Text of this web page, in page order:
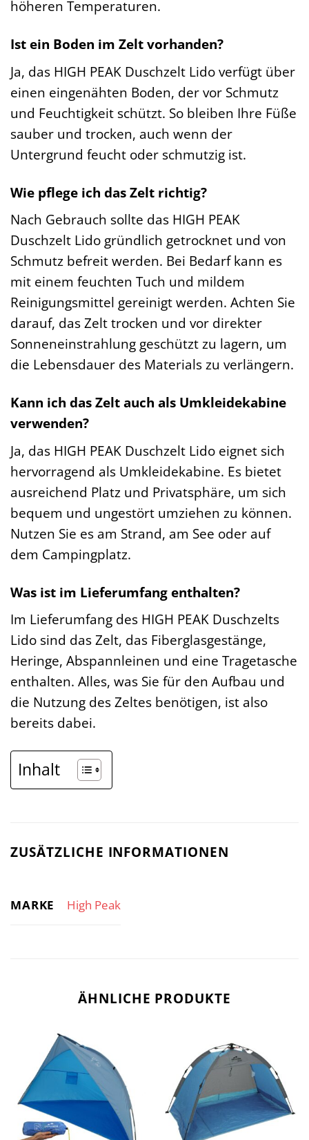
höheren Temperaturen.
Ist ein Boden im Zelt vorhanden?
Ja, das HIGH PEAK Duschzelt Lido verfügt über
einen eingenähten Boden, der vor Schmutz
und Feuchtigkeit schützt. So bleiben Ihre Füße
sauber und trocken, auch wenn der
Untergrund feucht oder schmutzig ist.
Wie pflege ich das Zelt richtig?
Nach Gebrauch sollte das HIGH PEAK
Duschzelt Lido gründlich getrocknet und von
Schmutz befreit werden. Bei Bedarf kann es
mit einem feuchten Tuch und mildem
Reinigungsmittel gereinigt werden. Achten Sie
darauf, das Zelt trocken und vor direkter
Sonneneinstrahlung geschützt zu lagern, um
die Lebensdauer des Materials zu verlängern.
Kann ich das Zelt auch als Umkleidekabine
verwenden?
Ja, das HIGH PEAK Duschzelt Lido eignet sich
hervorragend als Umkleidekabine. Es bietet
ausreichend Platz und Privatsphäre, um sich
bequem und ungestört umziehen zu können.
Nutzen Sie es am Strand, am See oder auf
dem Campingplatz.
Was ist im Lieferumfang enthalten?
Im Lieferumfang des HIGH PEAK Duschzelts
Lido sind das Zelt, das Fiberglasgestänge,
Heringe, Abspannleinen und eine Tragetasche
enthalten. Alles, was Sie für den Aufbau und
die Nutzung des Zeltes benötigen, ist also
bereits dabei.
Inhalt
ZUSÄTZLICHE INFORMATIONEN
MARKE High Peak
ÄHNLICHE PRODUKTE